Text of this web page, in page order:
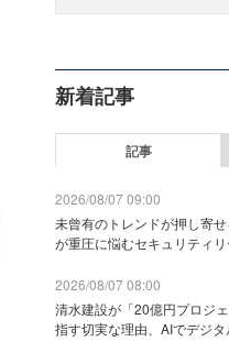
新着記事
記事
2026/08/07 09:00
未曾有のトレンドが押し寄
が重圧に悩むセキュリティ
2026/08/07 08:00
清水建設が「20億円プロジ
指す切実な理由、AIでデジ